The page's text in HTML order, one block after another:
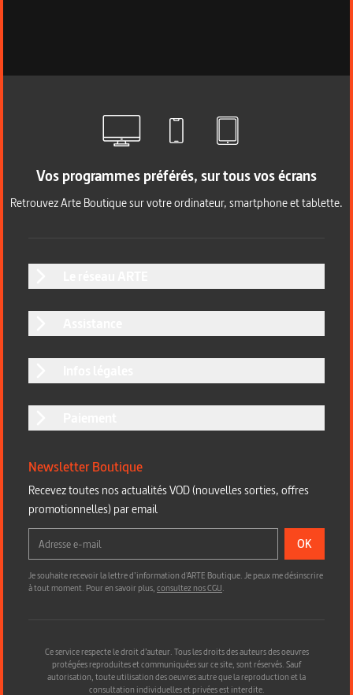
Vos programmes préférés, sur tous vos écrans
Retrouvez Arte Boutique sur votre ordinateur, smartphone et tablette.
Newsletter Boutique
Recevez toutes nos actualités VOD (nouvelles sorties, offres
promotionnelles) par email
OK
Je souhaite recevoir la lettre d’information d'ARTE Boutique. Je peux me désinscrire
à tout moment. Pour en savoir plus,consultez nos CGU.
Ce service respecte le droit d’auteur. Tous les droits des auteurs des oeuvres
protégées reproduites et communiquées sur ce site, sont réservés. Sauf
autorisation, toute utilisation des oeuvres autre que la reproduction et la
consultation individuelles et privées est interdite.